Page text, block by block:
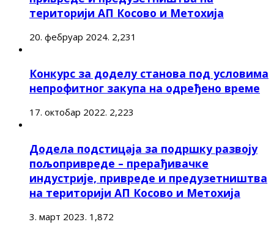
територији АП Косово и Метохија
20. фебруар 2024. 2,231
Конкурс за доделу станова под условима
непрофитног закупа на одређено време
17. октобар 2022. 2,223
Додела подстицаја за подршку развоју
пољопривреде – прерађивачке
индустрије, привреде и предузетништва
на територији АП Косово и Метохија
3. март 2023. 1,872